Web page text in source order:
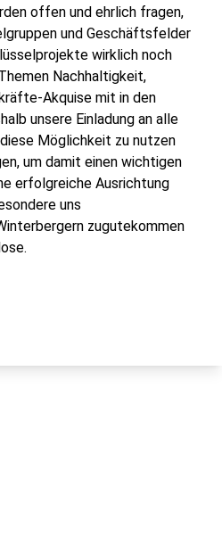
offen und ehrlich fragen,
und Geschäftsfelder
wirklich noch
Nachhaltigkeit,
Akquise mit in den
unsere Einladung an alle
diese Möglichkeit zu nutzen
um damit einen wichtigen
erfolgreiche Ausrichtung
uns
zugutekommen